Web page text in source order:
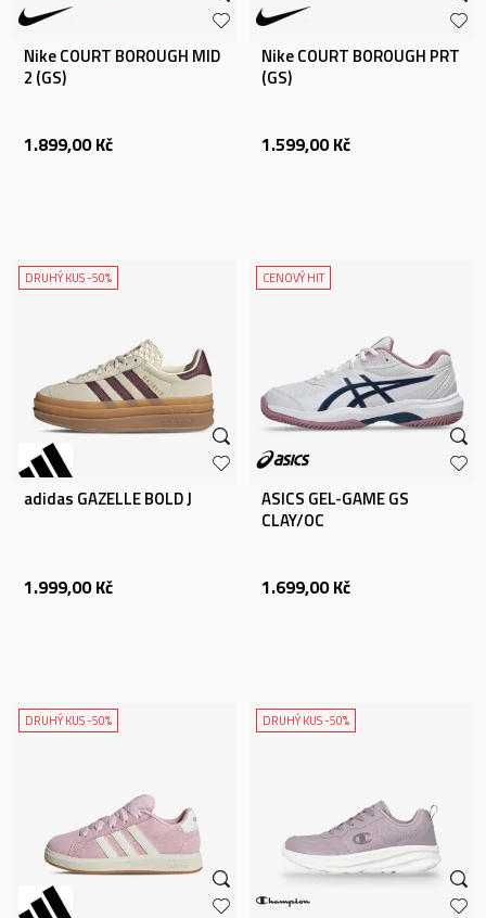
Nike COURT BOROUGH MID
2 (GS)
1.899,00 Kč
Nike COURT BOROUGH PRT
(GS)
1.599,00 Kč
DRUHÝ KUS -50%
adidas GAZELLE BOLD J
1.999,00 Kč
CENOVÝ HIT
ASICS GEL-GAME GS
CLAY/OC
1.699,00 Kč
DRUHÝ KUS -50% DRUHÝ KUS -50%